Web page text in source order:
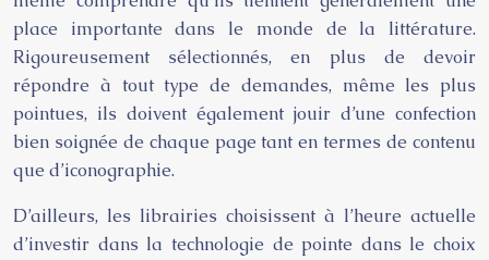
place importante dans le monde de la littérature.
Rigoureusement sélectionnés, en plus de devoir
répondre à tout type de demandes, même les plus
pointues, ils doivent également jouir d’une confection
bien soignée de chaque page tant en termes de contenu
que d’iconographie.
D’ailleurs, les librairies choisissent à l’heure actuelle
d’investir dans la technologie de pointe dans le choix